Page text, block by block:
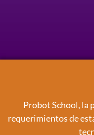
Probot School, la
requerimientos de